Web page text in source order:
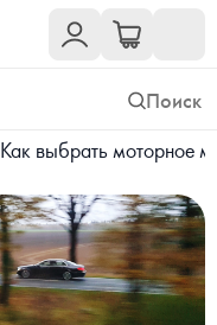
Как выбрать моторное